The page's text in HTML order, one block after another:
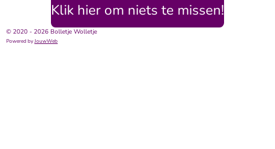
Klik hier om niets te missen!
© 2020 - 2026 Bolletje Wolletje
Powered byJouwWeb